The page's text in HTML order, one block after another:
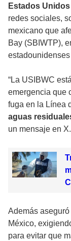
Estados Unidos
redes sociales,
mexicano que
Bay (SBIWTP),
“La USIBWC
emergencia que
fuga en la Línea
aguas
un mensaje en X.
Además
México,
para evitar que